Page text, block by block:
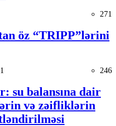
271
öz “TRIPP”lərini
246
su balansına dair
və zəifliklərin